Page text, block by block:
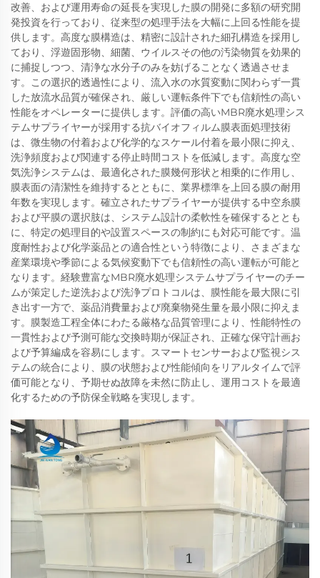
改善、および運用寿命の延長を実現した膜の開発に多額の研究開
発投資を行っており、従来型の処理手法を大幅に上回る性能を提
供します。高度な膜構造は、精密に設計された細孔構造を採用し
ており、浮遊固形物、細菌、ウイルスその他の汚染物質を効果的
に捕捉しつつ、清浄な水分子のみを妨げることなく透過させま
す。この選択的透過性により、流入水の水質変動に関わらず一貫
した放流水品質が確保され、厳しい運転条件下でも信頼性の高い
性能をオペレーターに提供します。評価の高いMBR廃水処理シス
テムサプライヤーが採用する抗バイオフィルム膜表面処理技術
は、微生物の付着および化学的なスケール付着を最小限に抑え、
洗浄頻度および関連する停止時間コストを低減します。高度な空
気洗浄システムは、最適化された膜幾何形状と相乗的に作用し、
膜表面の清潔性を維持するとともに、業界標準を上回る膜の耐用
年数を実現します。確立されたサプライヤーが提供する中空糸膜
および平膜の選択肢は、システム設計の柔軟性を確保するととも
に、特定の処理目的や設置スペースの制約にも対応可能です。温
度耐性および化学薬品との適合性という特徴により、さまざまな
産業環境や季節による気候変動下でも信頼性の高い運転が可能と
なります。経験豊富なMBR廃水処理システムサプライヤーのチー
ムが策定した逆洗および洗浄プロトコルは、膜性能を最大限に引
き出す一方で、薬品消費量および廃棄物発生量を最小限に抑えま
す。膜製造工程全体にわたる厳格な品質管理により、性能特性の
一貫性および予測可能な交換時期が保証され、正確な保守計画お
よび予算編成を容易にします。スマートセンサーおよび監視シス
テムの統合により、膜の状態および性能傾向をリアルタイムで評
価可能となり、予期せぬ故障を未然に防止し、運用コストを最適
化するための予防保全戦略を実現します。